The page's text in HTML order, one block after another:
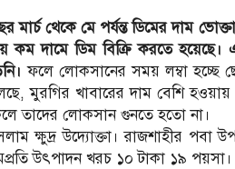
মার্চ থেকে মে পর্যন্ত ডিমের দাম
কম দামে ডিম বিক্রি করতে
ফলে লোকসানের সময় লম্বা হচ্ছে
মুরগির খাবারের দাম বেশি হওয়ায়
তাদের লোকসান গুনতে হতো না।
ক্ষুদ্র উদ্যোক্তা। রাজশাহীর পবা
উৎপাদন খরচ ১০ টাকা ১৯